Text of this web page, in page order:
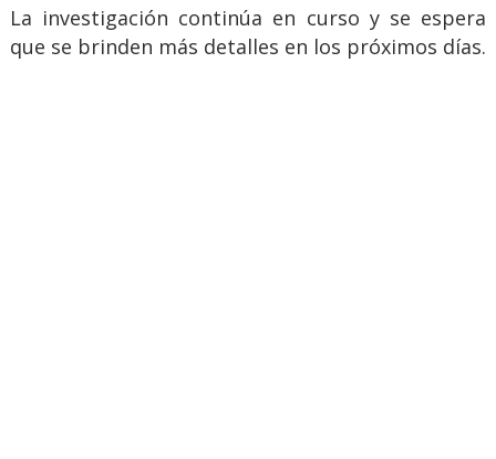
La investigación continúa en curso y se espera
que se brinden más detalles en los próximos días.